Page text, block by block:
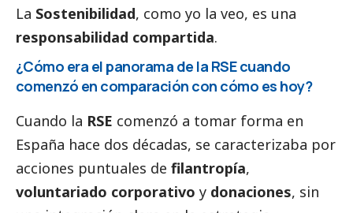
La Sostenibilidad, como yo la veo, es una
responsabilidad compartida.
¿Cómo era el panorama de la RSE cuando
comenzó en comparación con cómo es hoy?
Cuando la RSE comenzó a tomar forma en
España hace dos décadas, se caracterizaba por
acciones puntuales de filantropía,
voluntariado corporativo y donaciones, sin